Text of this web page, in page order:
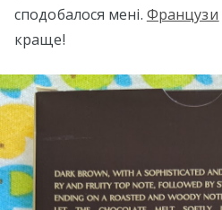
сподобалося мені. Французи
краще!